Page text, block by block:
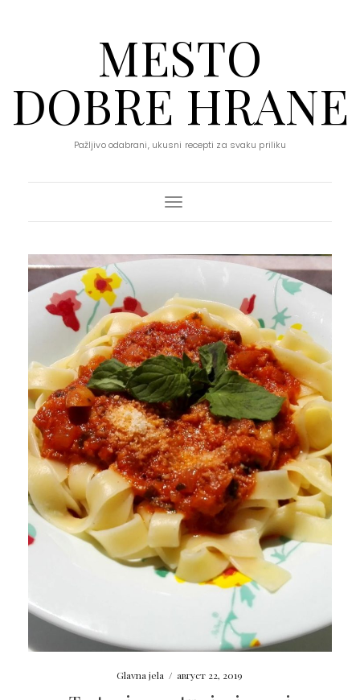
MESTO
DOBRE HRANE
Pažljivo odabrani, ukusni recepti za svaku priliku
Toggle Navigation
Glavna jela / август 22, 2019